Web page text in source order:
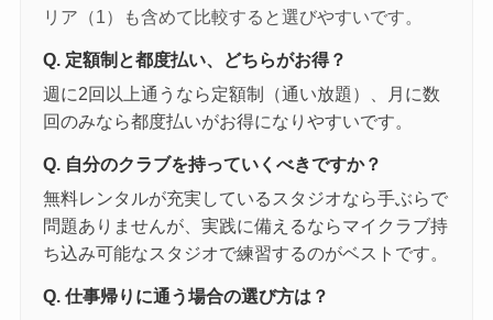
リア（1）も含めて比較すると選びやすいです。
Q. 定額制と都度払い、どちらがお得？
週に2回以上通うなら定額制（通い放題）、月に数
回のみなら都度払いがお得になりやすいです。
Q. 自分のクラブを持っていくべきですか？
無料レンタルが充実しているスタジオなら手ぶらで
問題ありませんが、実践に備えるならマイクラブ持
ち込み可能なスタジオで練習するのがベストです。
Q. 仕事帰りに通う場合の選び方は？